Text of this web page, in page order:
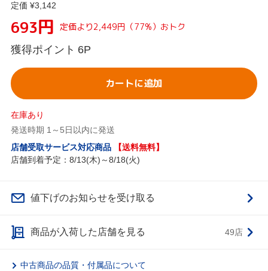
定価 ¥3,142
693円 定価より2,449円（77%）おトク
獲得ポイント 6P
カートに追加
在庫あり
発送時期 1～5日以内に発送
店舗受取サービス対応商品
【送料無料】
店舗到着予定：8/13(木)～8/18(火)
値下げのお知らせを受け取る
商品が入荷した店舗を見る 49店
中古商品の品質・付属品について